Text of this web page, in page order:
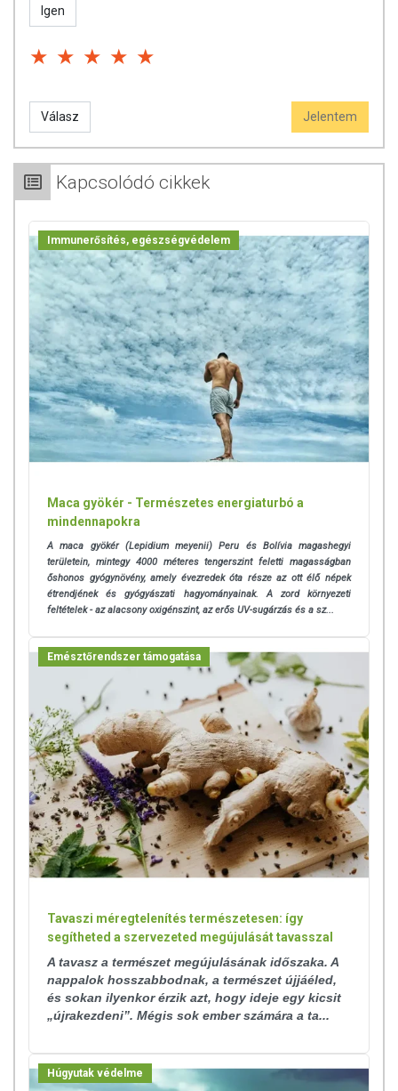
Igen
Válasz Jelentem
Kapcsolódó cikkek
Immunerősítés, egészségvédelem
Maca gyökér - Természetes energiaturbó a
mindennapokra
A maca gyökér (Lepidium meyenii) Peru és Bolívia magashegyi
területein, mintegy 4000 méteres tengerszint feletti magasságban
őshonos gyógynövény, amely évezredek óta része az ott élő népek
étrendjének és gyógyászati hagyományainak. A zord környezeti
feltételek - az alacsony oxigénszint, az erős UV-sugárzás és a sz...
Emésztőrendszer támogatása
Tavaszi méregtelenítés természetesen: így
segítheted a szervezeted megújulását tavasszal
A tavasz a természet megújulásának időszaka. A
nappalok hosszabbodnak, a természet újjáéled,
és sokan ilyenkor érzik azt, hogy ideje egy kicsit
„újrakezdeni”. Mégis sok ember számára a ta...
Húgyutak védelme